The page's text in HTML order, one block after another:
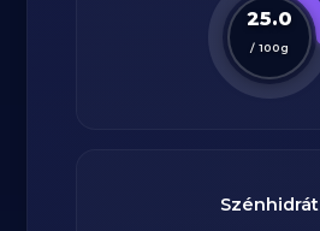
25.0
/ 100g
Szénhidrát